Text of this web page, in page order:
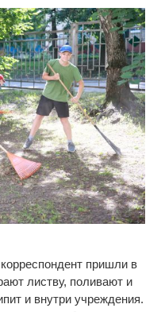
пришли в
листву, поливают и
и внутри учреждения.